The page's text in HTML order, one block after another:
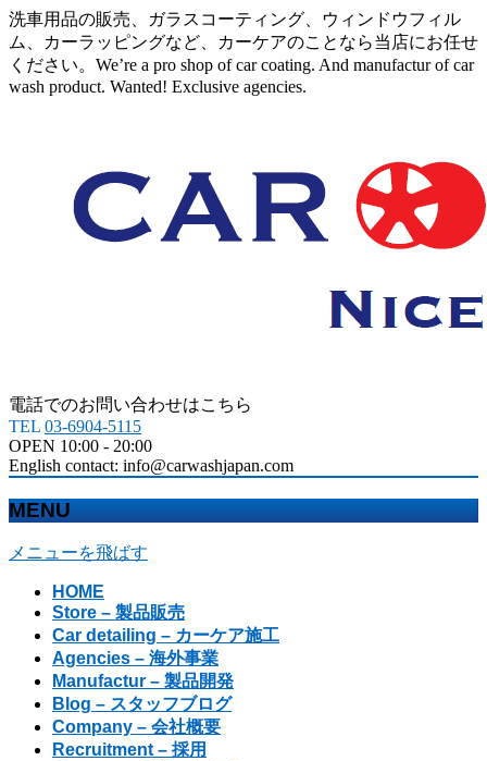
洗車用品の販売、ガラスコーティング、ウィンドウフィル
ム、カーラッピングなど、カーケアのことなら当店にお任せ
ください。We’re a pro shop of car coating. And manufactur of car
wash product. Wanted! Exclusive agencies.
電話でのお問い合わせはこちら
TEL 03-6904-5115
OPEN 10:00 - 20:00
English contact: info@carwashjapan.com
MENU
メニューを飛ばす
HOME
Store – 製品販売
Car detailing – カーケア施工
Agencies – 海外事業
Manufactur – 製品開発
Blog – スタッフブログ
Company – 会社概要
Recruitment – 採用